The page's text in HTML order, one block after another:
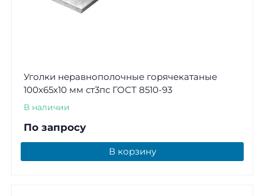
Уголки неравнополочные горячекатаные
100х65х10 мм ст3пс ГОСТ 8510-93
В наличии
По запросу
В корзину